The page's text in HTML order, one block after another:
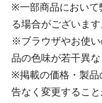
※一部商品において
る場合がございます
※ブラウザやお使
品の色味が若干異な
※掲載の価格・製品
告なく変更するこ